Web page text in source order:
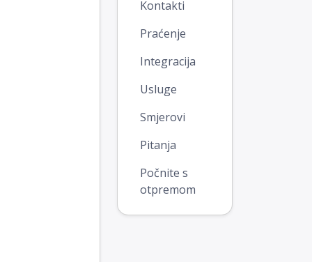
Kontakti
Praćenje
Integracija
Usluge
Smjerovi
Pitanja
Počnite s
otpremom